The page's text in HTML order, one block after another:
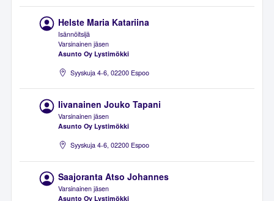
Helste Maria Katariina
Isännöitsijä
Varsinainen jäsen
Asunto Oy Lystimökki
Syyskuja 4-6, 02200 Espoo
Iivanainen Jouko Tapani
Varsinainen jäsen
Asunto Oy Lystimökki
Syyskuja 4-6, 02200 Espoo
Saajoranta Atso Johannes
Varsinainen jäsen
Asunto Oy Lystimökki